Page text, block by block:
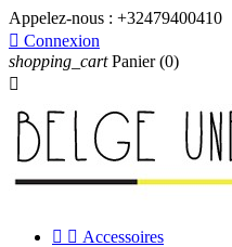
Appelez-nous : +32479400410
 Connexion
shopping_cart Panier (0)

  Accessoires